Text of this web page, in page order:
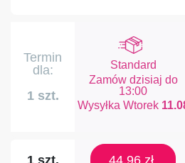
Termin
dla:
1 szt.
Standard
Wtorek
Zamów dzisiaj do
13:00
1 szt. 44,96 zł